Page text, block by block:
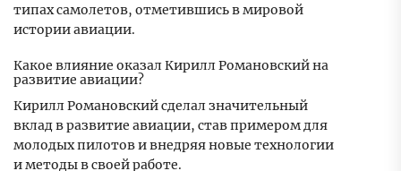
типах самолетов, отметившись в мировой
истории авиации.
Какое влияние оказал Кирилл Романовский на
развитие авиации?
Кирилл Романовский сделал значительный
вклад в развитие авиации, став примером для
молодых пилотов и внедряя новые технологии
и методы в своей работе.